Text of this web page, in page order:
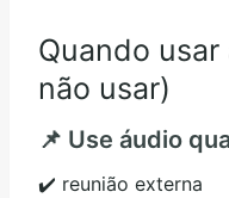
Quando
não usar)
📌 Use áudio
✔️ reunião externa